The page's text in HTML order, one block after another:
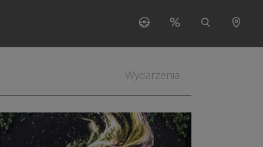
for "O nas"
Wydarzenia